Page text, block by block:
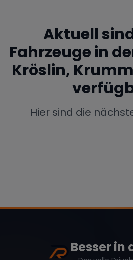
Mercedes BMW
Lamborghini
Rolls Royce
Wann
Aktuell
Fahrzeuge in
Kröslin,
Hier sind die
Besser in